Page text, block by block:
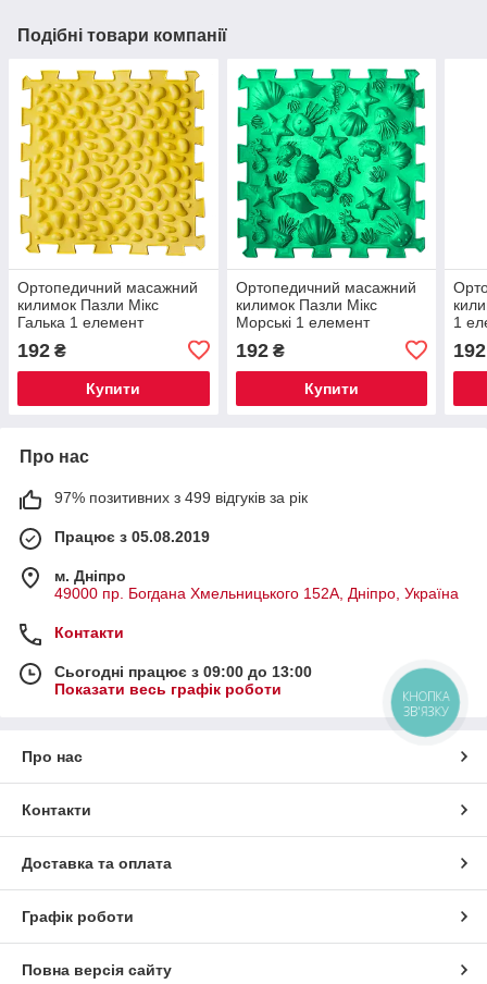
Подібні товари компанії
Ортопедичний масажний
килимок Пазли Мікс
Галька 1 елемент
192 ₴
Купити
Ортопедичний масажний
килимок Пазли Мікс
Морські 1 елемент
192₴
Купити
1
192
Про нас
97% позитивних з 499 відгуків за рік
Працює з 05.08.2019
м. Дніпро
49000 пр. Богдана Хмельницького 152А, Дніпро, Україна
Контакти
Сьогодні працює з 09:00 до 13:00
Показати весь графік роботи
Про нас
Контакти
Доставка та оплата
Графік роботи
Повна версія сайту
КНОПКА
ЗВ'ЯЗКУ